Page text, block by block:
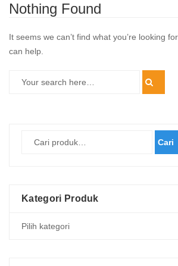
Nothing Found
It seems we can’t find what you’re looking
can help.
Cari
Kategori Produk